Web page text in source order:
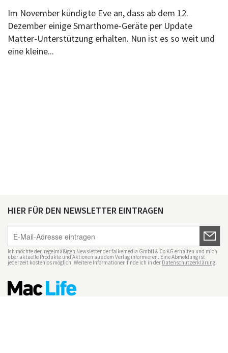
Im November kündigte Eve an, dass ab dem 12.
Dezember einige Smarthome-Geräte per Update
Matter-Unterstützung erhalten. Nun ist es so weit und
eine kleine...
HIER FÜR DEN NEWSLETTER EINTRAGEN
Ich möchte den regelmäßigen Newsletter der falkemedia GmbH & Co KG erhalten und mich
über aktuelle Produkte und Aktionen aus dem Verlag informieren. Eine Abmeldung ist
jederzeit kostenlos möglich. Weitere Informationen finde ich in der Datenschutzerklärung.